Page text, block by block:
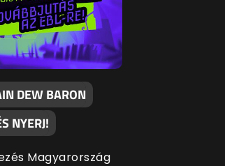
DEW BARON
NYERJ!
Magyarország